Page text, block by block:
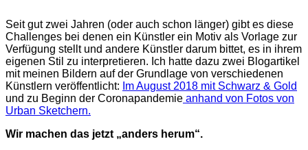
Seit gut zwei Jahren (oder auch schon länger) gibt es diese
Challenges bei denen ein Künstler ein Motiv als Vorlage zur
Verfügung stellt und andere Künstler darum bittet, es in ihrem
eigenen Stil zu interpretieren. Ich hatte dazu zwei Blogartikel
mit meinen Bildern auf der Grundlage von verschiedenen
Künstlern veröffentlicht: Im August 2018 mit Schwarz & Gold
und zu Beginn der Coronapandemie anhand von Fotos von
Urban Sketchern.
Wir machen das jetzt „anders herum“.